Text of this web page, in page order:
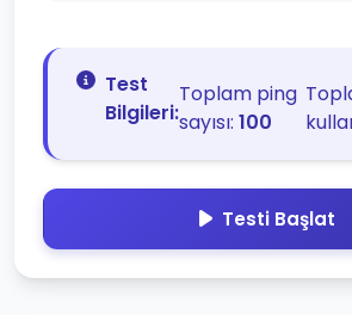
Test
Bilgileri:
Toplam ping
sayısı: 100
Testi Başlat